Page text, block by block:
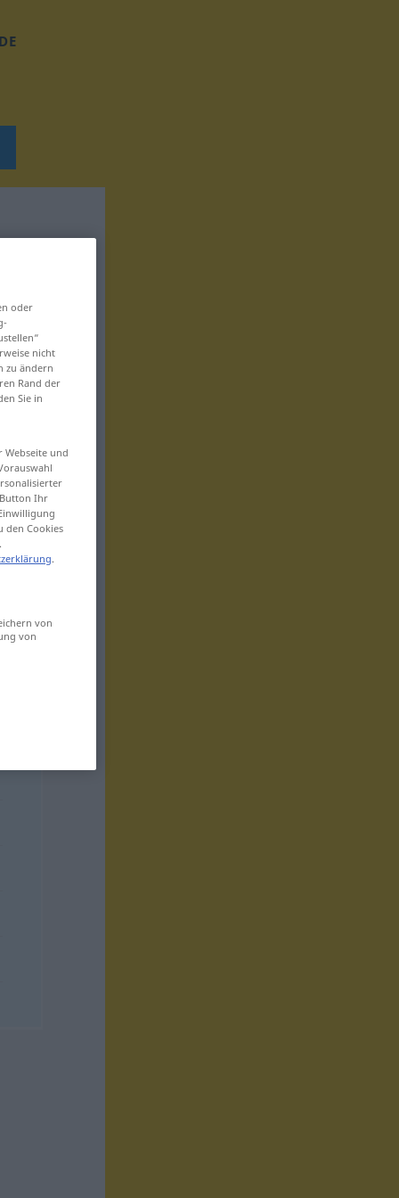
oder
nicht
zu ändern
Rand der
Sie in
und
Ihr
den Cookies
.
von
von